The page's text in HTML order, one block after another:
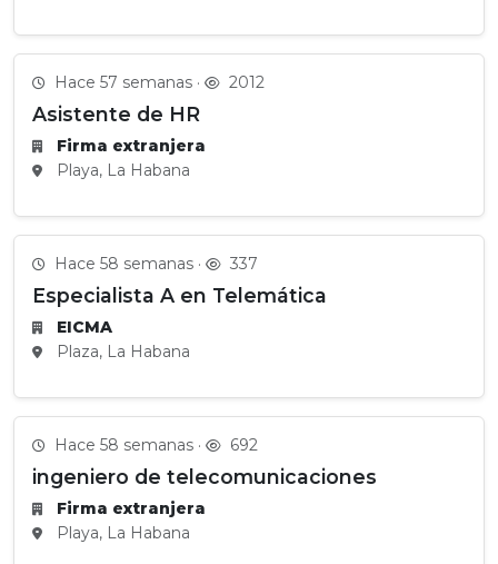
Hace 57 semanas · 2012
Asistente de HR
Firma extranjera
Playa, La Habana
Hace 58 semanas · 337
Especialista A en Telemática
EICMA
Plaza, La Habana
Hace 58 semanas · 692
ingeniero de telecomunicaciones
Firma extranjera
Playa, La Habana